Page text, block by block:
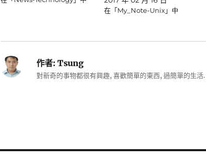
在「My_Note-Unix」中
作者:Tsung
對新奇的事物都很有興趣, 喜歡簡單的東西, 過簡單的生活.